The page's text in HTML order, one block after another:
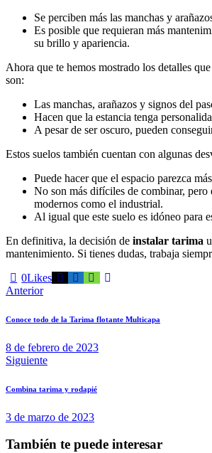
Se perciben más las manchas y
Es posible que requieran más
su brillo y apariencia.
Ahora que te hemos mostrado los detalles
son:
Las manchas, arañazos y signos del
Hacen que la estancia tenga
A pesar de ser oscuro, pueden
Estos suelos también cuentan con algunas
Puede hacer que el espacio parezca
No son más difíciles de combinar, pero
modernos como el industrial.
Al igual que este suelo es idóneo para
En definitiva, la decisión de instalar tarima
mantenimiento. Si tienes dudas, trabaja
0Likes
Anterior
Conoce todo de la Tarima flotante Multicapa
8 de febrero de 2023
Siguiente
Combina tarima y rodapié
3 de marzo de 2023
También te puede interesar